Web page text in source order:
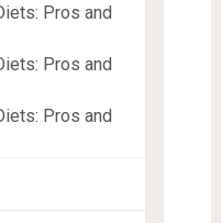
Pros and
Pros and
Pros and